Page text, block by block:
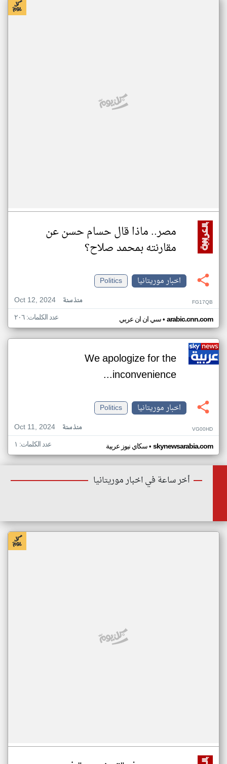
مصر.. ماذا قال حسام حسن عن
مقارنته بمحمد صلاح؟
اخبار موريتانيا
Politics
Oct 12, 2024
منذ سنة FG17QB
سي ان ان عربي• arabic.cnn.com عدد الكلمات: ٢٠٦
We apologize for the
inconvenience...
اخبار موريتانيا
Politics
Oct 11, 2024
منذ سنة VG00HD
سكاي نيوز عربية• skynewsarabia.com عدد الكلمات: ١
أخر ساعة في اخبار موريتانيا